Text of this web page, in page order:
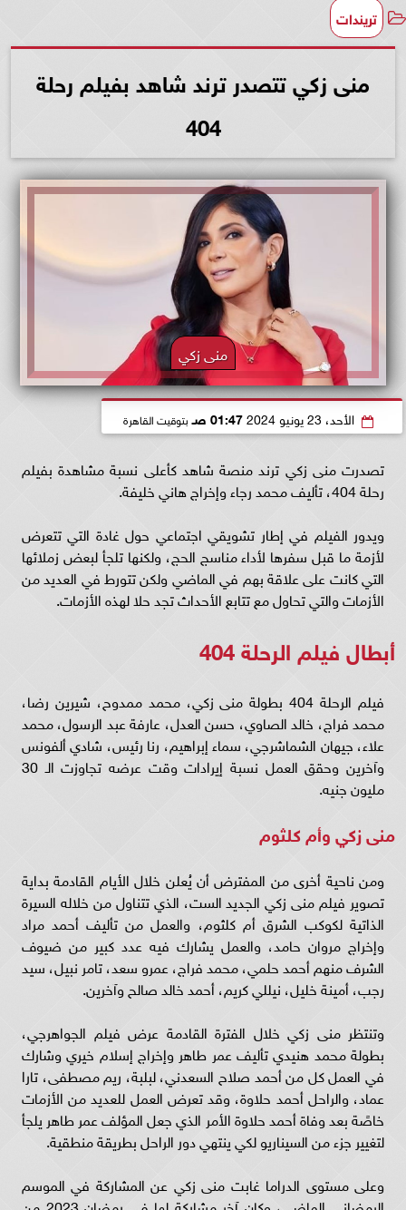
تريندات
منى زكي تتصدر ترند شاهد بفيلم رحلة
404
منى زكي
الأحد، 23 يونيو 2024 01:47 صـ بتوقيت القاهرة
تصدرت منى زكي ترند منصة شاهد كأعلى نسبة مشاهدة بفيلم
رحلة 404، تأليف محمد رجاء وإخراج هاني خليفة.
ويدور الفيلم في إطار تشويقي اجتماعي حول غادة التي تتعرض
لأزمة ما قبل سفرها لأداء مناسج الحج، ولكنها تلجأ لبعض زملائها
التي كانت على علاقة بهم في الماضي ولكن تتورط في العديد من
الأزمات والتي تحاول مع تتابع الأحداث تجد حلا لهذه الأزمات.
أبطال فيلم الرحلة 404
فيلم الرحلة 404 بطولة منى زكي، محمد ممدوح، شيرين رضا،
محمد فراج، خالد الصاوي، حسن العدل، عارفة عبد الرسول، محمد
علاء، جيهان الشماشرجي، سماء إبراهيم، رنا رئيس، شادي ألفونس
وآخرين وحقق العمل نسبة إيرادات وقت عرضه تجاوزت الـ 30
مليون جنيه.
منى زكي وأم كلثوم
ومن ناحية أخرى من المفترض أن يُعلن خلال الأيام القادمة بداية
تصوير فيلم منى زكي الجديد الست، الذي تتناول من خلاله السيرة
الذاتية لكوكب الشرق أم كلثوم، والعمل من تأليف أحمد مراد
وإخراج مروان حامد، والعمل يشارك فيه عدد كبير من ضيوف
الشرف منهم أحمد حلمي، محمد فراج، عمرو سعد، تامر نبيل، سيد
رجب، أمينة خليل، نيللي كريم، أحمد خالد صالح وآخرين.
وتنتظر منى زكي خلال الفترة القادمة عرض فيلم الجواهرجي،
بطولة محمد هنيدي تأليف عمر طاهر وإخراج إسلام خيري وشارك
في العمل كل من أحمد صلاح السعدني، لبلبة، ريم مصطفى، تارا
عماد، والراحل أحمد حلاوة، وقد تعرض العمل للعديد من الأزمات
خاصًة بعد وفاة أحمد حلاوة الأمر الذي جعل المؤلف عمر طاهر يلجأ
لتغيير جزء من السيناريو لكي ينتهي دور الراحل بطريقة منطقية.
وعلى مستوى الدراما غابت منى زكي عن المشاركة في الموسم